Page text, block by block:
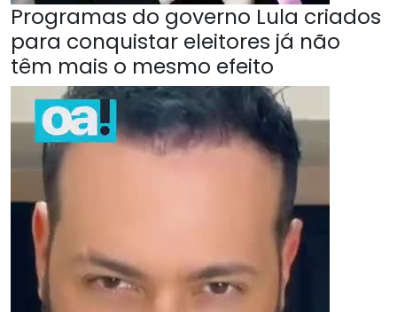
Programas do governo Lula criados
para conquistar eleitores já não
têm mais o mesmo efeito